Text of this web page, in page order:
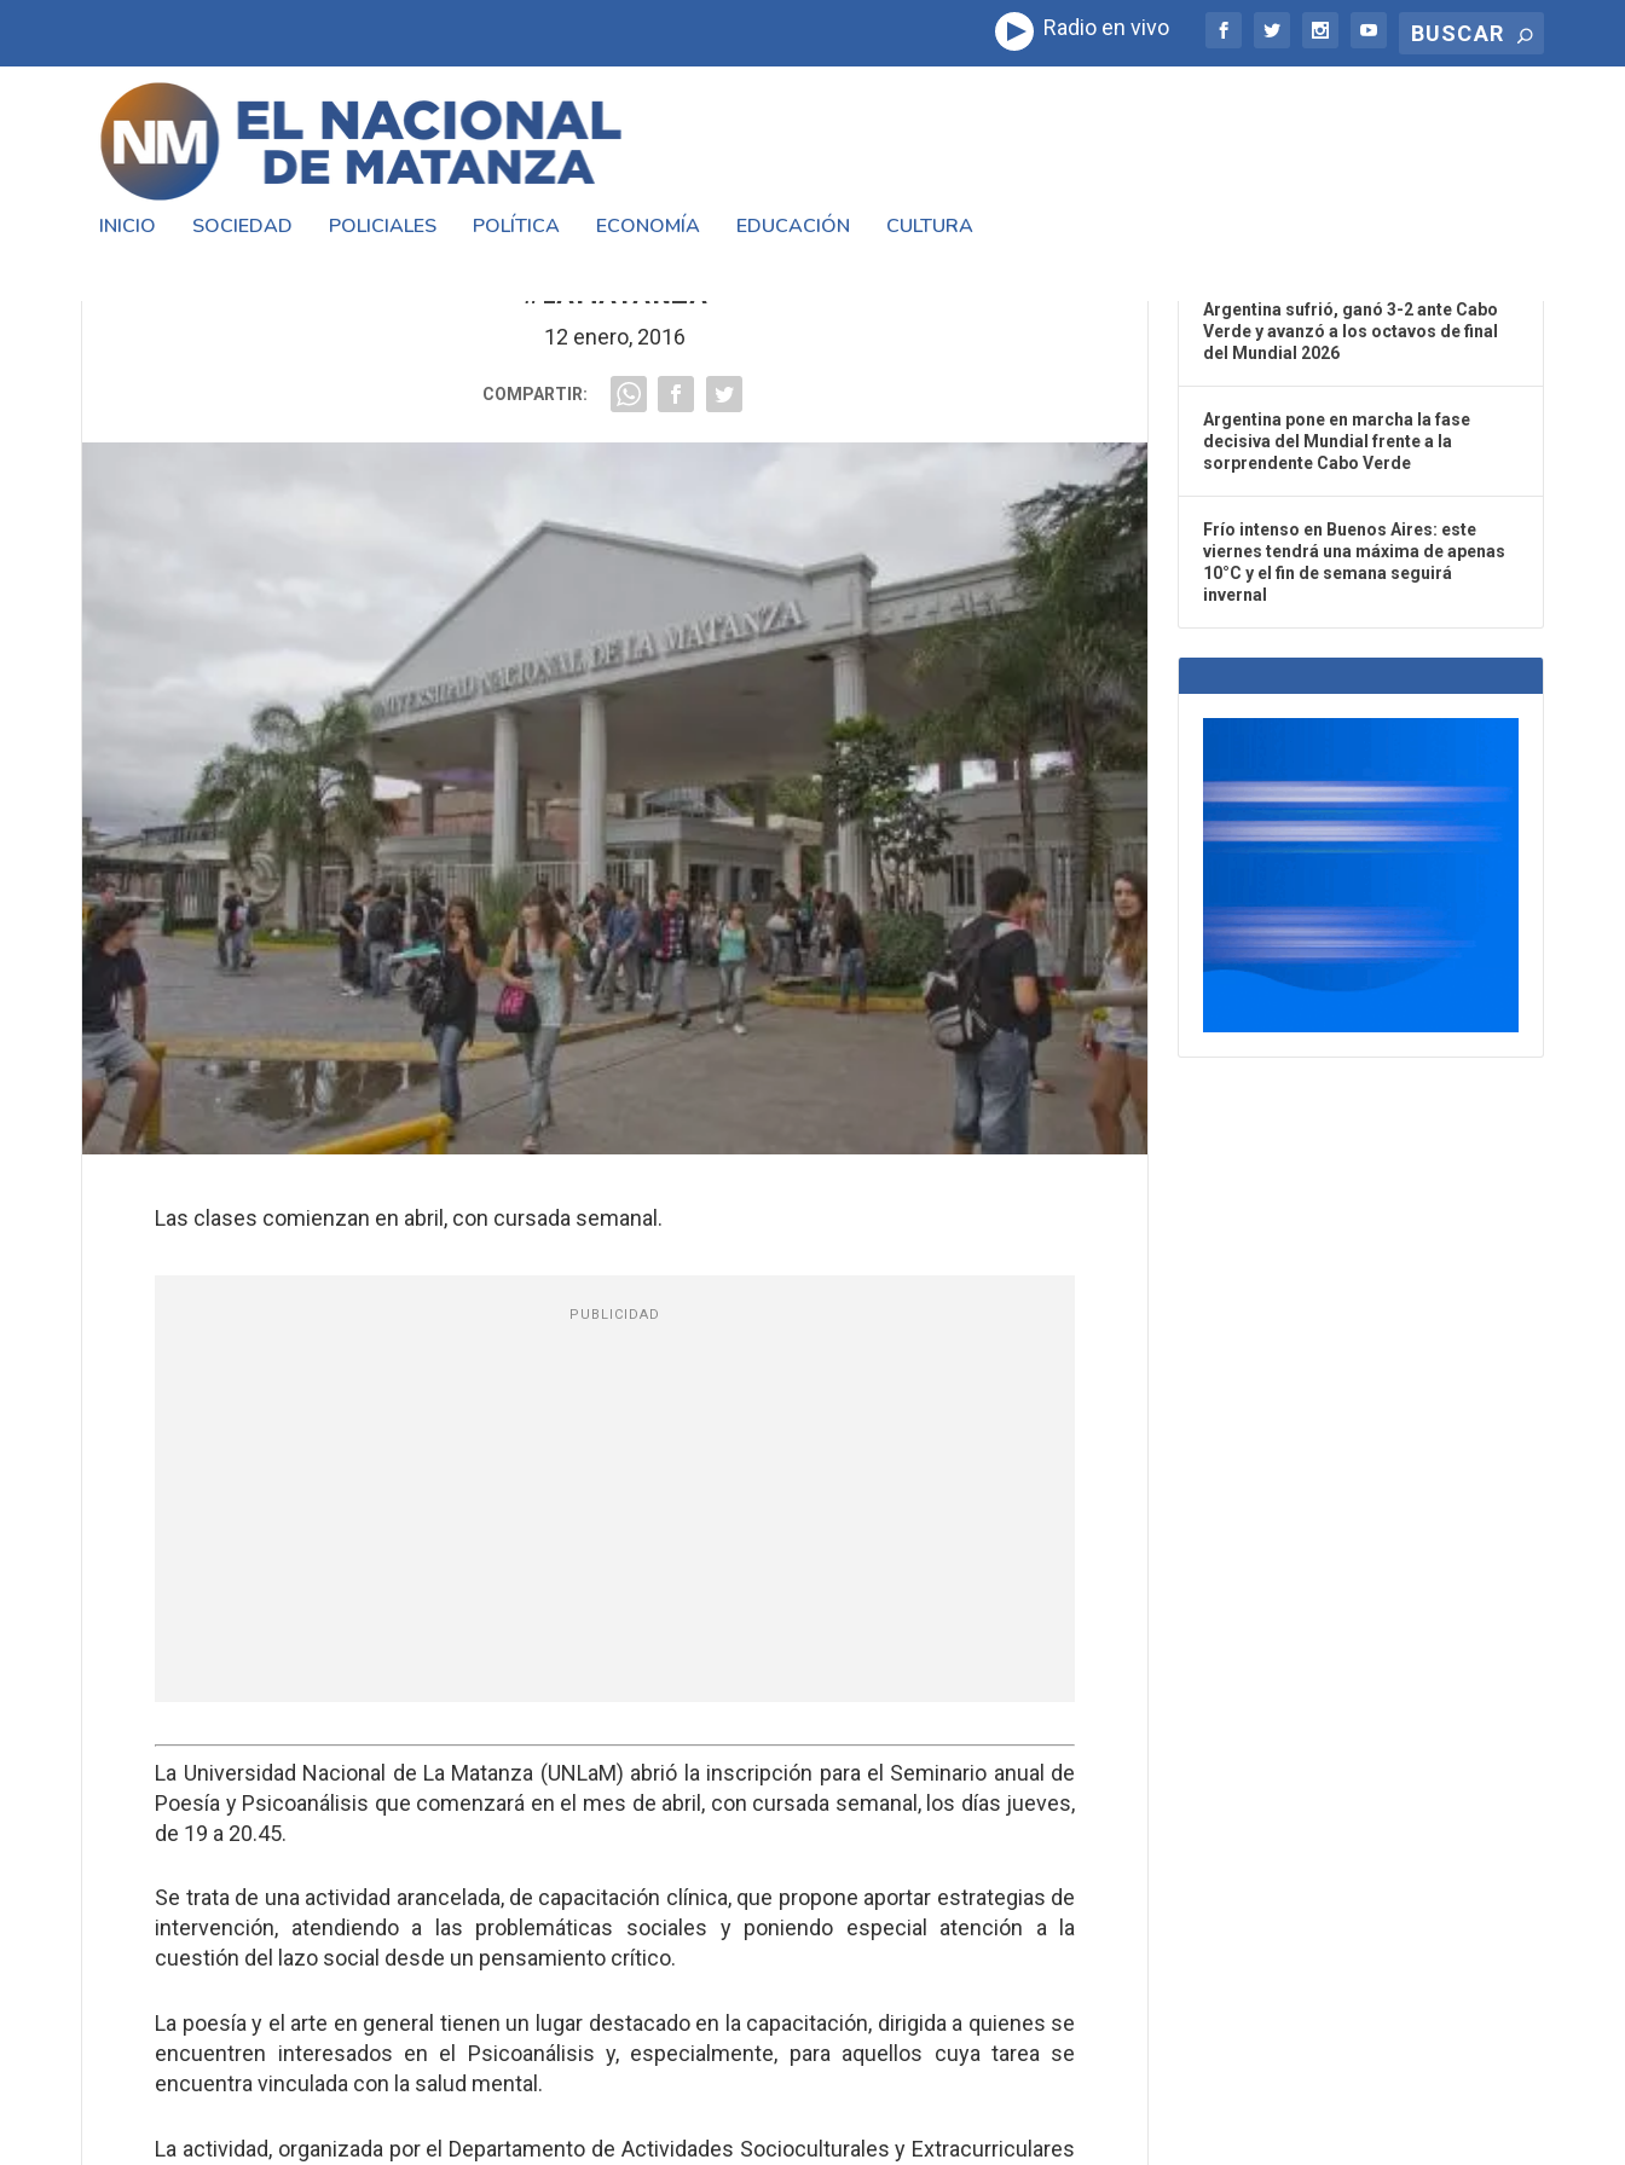
Radio en vivo
INICIO SOCIEDAD POLICIALES POLÍTICA ECONOMÍA EDUCACIÓN CULTURA
#LAMATANZA
12 enero, 2016
COMPARTIR:
Las clases comienzan en abril, con cursada semanal.
PUBLICIDAD
La Universidad Nacional de La Matanza (UNLaM) abrió la inscripción para el Seminario anual de
Poesía y Psicoanálisis que comenzará en el mes de abril, con cursada semanal, los días jueves,
de 19 a 20.45.
Se trata de una actividad arancelada, de capacitación clínica, que propone aportar estrategias de
intervención, atendiendo a las problemáticas sociales y poniendo especial atención a la
cuestión del lazo social desde un pensamiento crítico.
La poesía y el arte en general tienen un lugar destacado en la capacitación, dirigida a quienes se
encuentren interesados en el Psicoanálisis y, especialmente, para aquellos cuya tarea se
encuentra vinculada con la salud mental.
La actividad, organizada por el Departamento de Actividades Socioculturales y Extracurriculares
Argentina sufrió, ganó 3-2 ante Cabo
Verde y avanzó a los octavos de final
del Mundial 2026
Argentina pone en marcha la fase
decisiva del Mundial frente a la
sorprendente Cabo Verde
Frío intenso en Buenos Aires: este
viernes tendrá una máxima de apenas
10°C y el fin de semana seguirá
invernal